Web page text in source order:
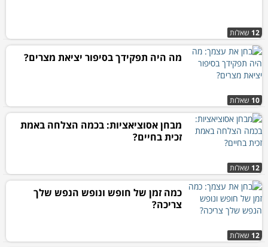
12 שאלות
10 שאלות
מה היה תפקידך בסיפור יציאת מצרים?
12 שאלות
מבחן אסוציאציות: בכמה הצלחה באמת
זכית בחיים?
12 שאלות
כמה זמן של חופש ונופש הנפש שלך
צריכה?